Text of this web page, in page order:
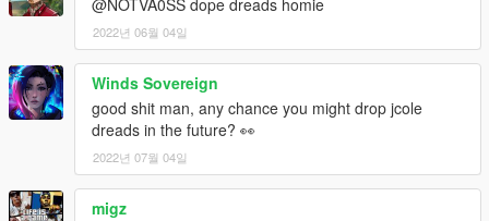
@NOTVA0SS dope dreads homie
2022년 06월 04일
Winds Sovereign
good shit man, any chance you might drop jcole
dreads in the future? 👀
2022년 07월 04일
migz